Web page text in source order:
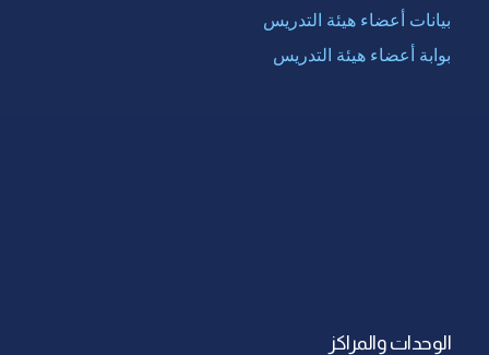
بيانات أعضاء هيئة التدريس
بوابة أعضاء هيئة التدريس
الوحدات والمراكز